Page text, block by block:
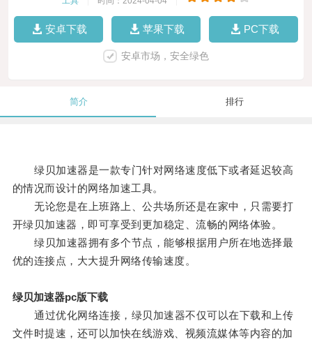
安卓下载 苹果下载 PC下载
安卓市场，安全绿色
简介 排行
绿贝加速器是一款专门针对网络速度低下或者延迟较高
的情况而设计的网络加速工具。
无论您是在上班路上、公共场所还是在家中，只需要打
开绿贝加速器，即可享受到更加稳定、流畅的网络体验。
绿贝加速器拥有多个节点，能够根据用户所在地选择最
优的连接点，大大提升网络传输速度。
绿贝加速器pc版下载
通过优化网络连接，绿贝加速器不仅可以在下载和上传
文件时提速，还可以加快在线游戏、视频流媒体等内容的加